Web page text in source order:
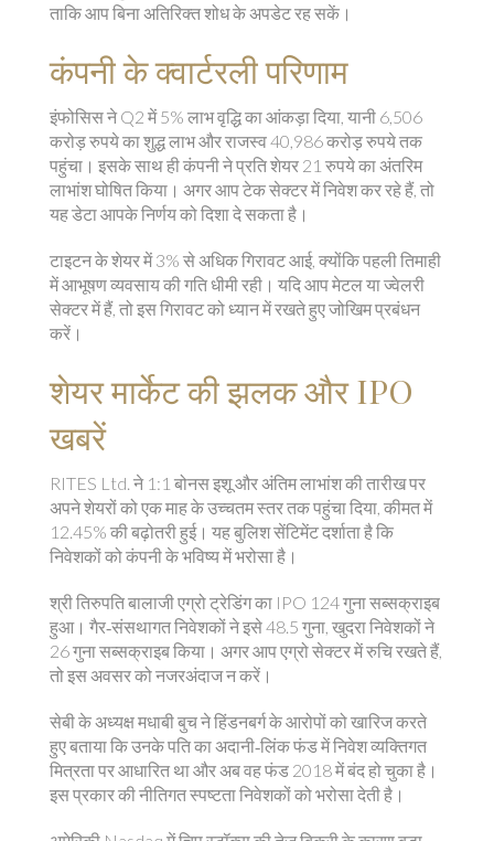
ताकि आप बिना अतिरिक्त शोध के अपडेट रह सकें।
कंपनी के क्वार्टरली परिणाम
इंफोसिस ने Q2 में 5% लाभ वृद्धि का आंकड़ा दिया, यानी 6,506
करोड़ रुपये का शुद्ध लाभ और राजस्व 40,986 करोड़ रुपये तक
पहुंचा। इसके साथ ही कंपनी ने प्रति शेयर 21 रुपये का अंतरिम
लाभांश घोषित किया। अगर आप टेक सेक्टर में निवेश कर रहे हैं, तो
यह डेटा आपके निर्णय को दिशा दे सकता है।
टाइटन के शेयर में 3% से अधिक गिरावट आई, क्योंकि पहली तिमाही
में आभूषण व्यवसाय की गति धीमी रही। यदि आप मेटल या ज्वेलरी
सेक्टर में हैं, तो इस गिरावट को ध्यान में रखते हुए जोखिम प्रबंधन
करें।
शेयर मार्केट की झलक और IPO
खबरें
RITES Ltd. ने 1:1 बोनस इशू और अंतिम लाभांश की तारीख पर
अपने शेयरों को एक माह के उच्चतम स्तर तक पहुंचा दिया, कीमत में
12.45% की बढ़ोतरी हुई। यह बुलिश सेंटिमेंट दर्शाता है कि
निवेशकों को कंपनी के भविष्य में भरोसा है।
श्री तिरुपति बालाजी एग्रो ट्रेडिंग का IPO 124 गुना सब्सक्राइब
हुआ। गैर‑संसथागत निवेशकों ने इसे 48.5 गुना, खुदरा निवेशकों ने
26 गुना सब्सक्राइब किया। अगर आप एग्रो सेक्टर में रुचि रखते हैं,
तो इस अवसर को नजरअंदाज न करें।
सेबी के अध्यक्ष मधाबी बुच ने हिंडनबर्ग के आरोपों को खारिज करते
हुए बताया कि उनके पति का अदानी‑लिंक फंड में निवेश व्यक्तिगत
मित्रता पर आधारित था और अब वह फंड 2018 में बंद हो चुका है।
इस प्रकार की नीतिगत स्पष्टता निवेशकों को भरोसा देती है।